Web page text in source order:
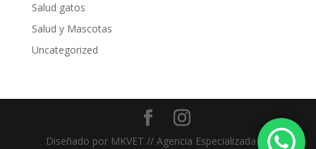
Salud gatos
Salud y Mascotas
Uncategorized
Diseñado por MKVET // Agencia Especializada en